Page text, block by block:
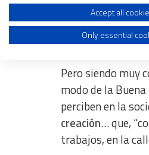
señala esta
sindicatos y otras
trabajoy cómo
Pero siendo muy
modo de la
perciben en la
creación… que,
trabajos, en la
Create profiles to personalise
Use profiles to select
Measure content performance
Understand audiences
Develop and improve services
Accept all
Only essential